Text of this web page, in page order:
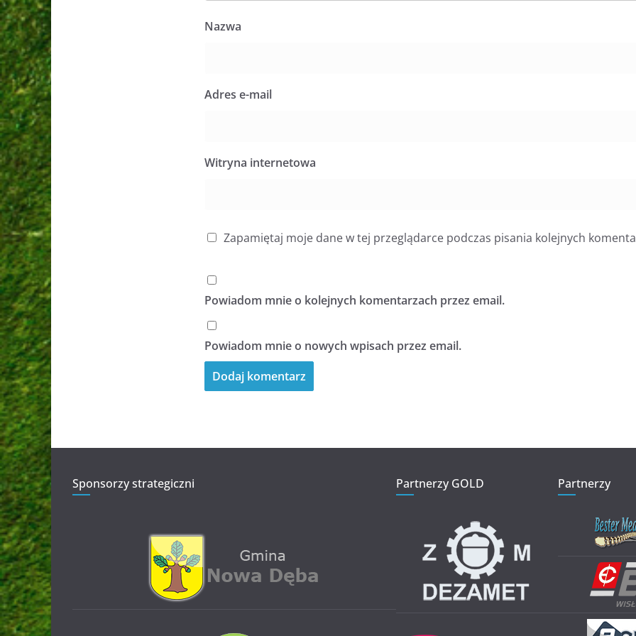
Nazwa
Adres e-mail
Witryna internetowa
Zapamiętaj moje dane w tej przeglądarce podczas pisania kolejnych
Powiadom mnie o kolejnych komentarzach przez email.
Powiadom mnie o nowych wpisach przez email.
Sponsorzy strategiczni Partnerzy GOLD Partnerzy